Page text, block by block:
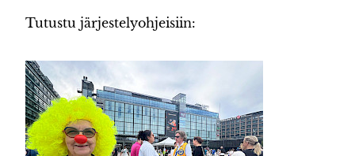
Tutustu järjestelyohjeisiin: